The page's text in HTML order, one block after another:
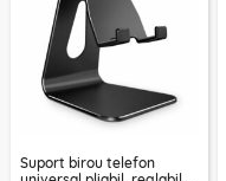
Suport birou telefon